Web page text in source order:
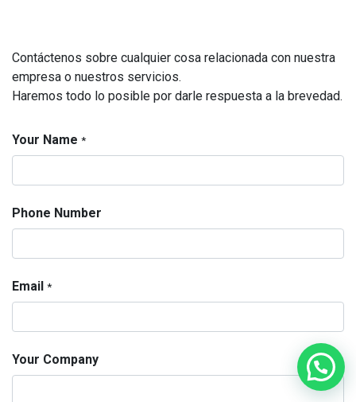
Contáctenos sobre cualquier cosa relacionada con nuestra
empresa o nuestros servicios.
Haremos todo lo posible por darle respuesta a la brevedad.
Your Name *
Phone Number
Email *
Your Company